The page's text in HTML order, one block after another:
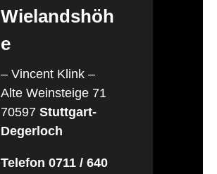
Wielandshöh
e
– Vincent Klink –
Alte Weinsteige 71
70597 Stuttgart-
Degerloch
Telefon 0711 / 640